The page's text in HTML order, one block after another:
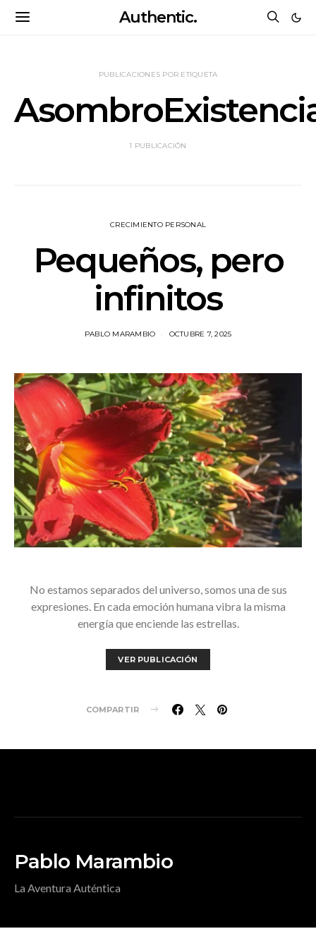
Authentic.
PUBLICACIONES POR ETIQUETA
1 PUBLICACIÓN
CRECIMIENTO PERSONAL
Pequeños, pero
infinitos
PABLO MARAMBIO OCTUBRE 7, 2025
No estamos separados del universo, somos una de sus
expresiones. En cada emoción humana vibra la misma
energía que enciende las estrellas.
VER PUBLICACIÓN
COMPARTIR
Pablo Marambio
La Aventura Auténtica